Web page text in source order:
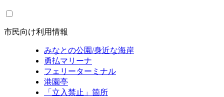
市民向け利用情報
みなとの公園/身近な海岸
勇払マリーナ
フェリーターミナル
港園亭
「立入禁止」箇所